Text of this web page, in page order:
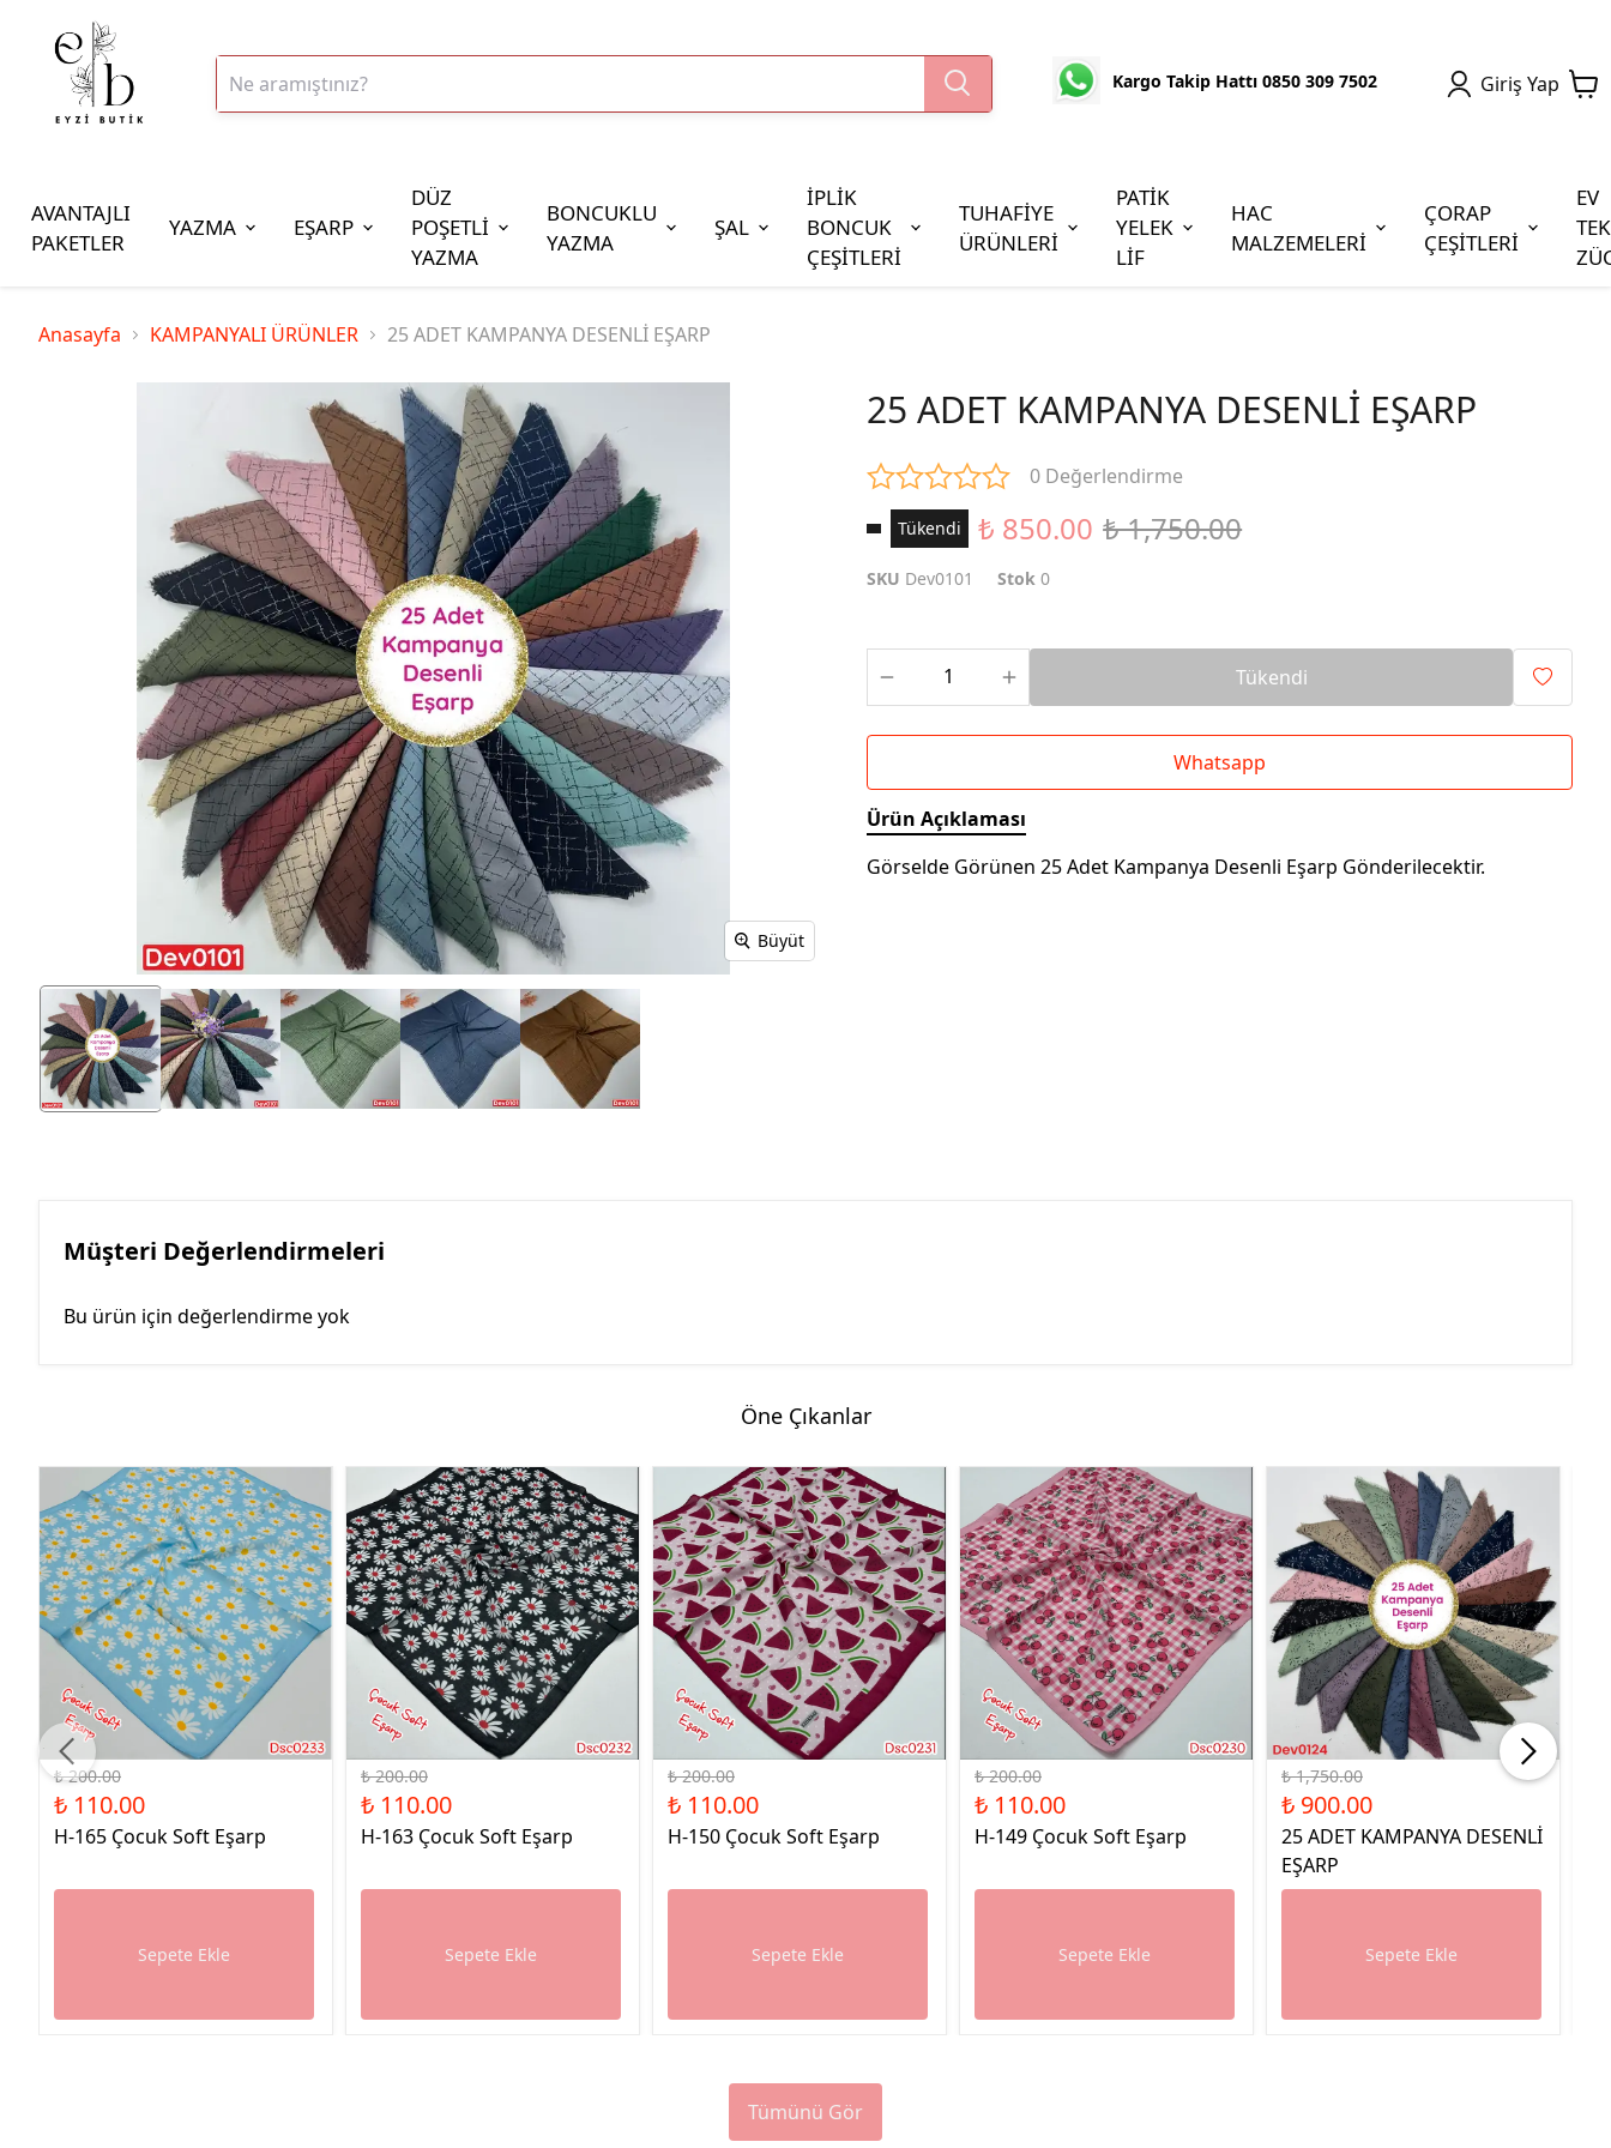
Kargo Takip Hattı 0850 309 7502 Giriş Yap
AVANTAJLI
PAKETLER
YAZMA EŞARP
DÜZ
POŞETLİ
YAZMA
BONCUKLU
YAZMA
ŞAL
İPLİK
BONCUK
ÇEŞİTLERİ
İplik Çeşitleri
100gr Altınbaşak Polyester İp
350gr Altınbaşak Polyester İp
Cezaevi Boncuğu
TUHAFİYE
ÜRÜNLERİ
PATİK
YELEK
LİF
HAC
MALZEMELERİ
ÇORAP
ÇEŞİTLERİ
EV
Anasayfa KAMPANYALI ÜRÜNLER 25 ADET KAMPANYA DESENLİ EŞARP
Büyüt
25 ADET KAMPANYA DESENLİ EŞARP
0 Değerlendirme
Tükendi ₺ 850.00 ₺ 1,750.00
SKU Dev0101 Stok 0
Tükendi
Whatsapp
Ürün Açıklaması
Görselde Görünen 25 Adet Kampanya Desenli Eşarp Gönderilecektir.
Müşteri Değerlendirmeleri
Bu ürün için değerlendirme yok
Öne Çıkanlar
%45 İndirim
₺ 200.00
₺ 110.00
H-165 Çocuk Soft Eşarp
Sepete Ekle
%45 İndirim
₺ 200.00
₺ 110.00
H-163 Çocuk Soft Eşarp
Sepete Ekle
%45 İndirim
₺ 200.00
₺ 110.00
H-150 Çocuk Soft Eşarp
Sepete Ekle
%45 İndirim
₺ 200.00
₺ 110.00
H-149 Çocuk Soft Eşarp
Sepete Ekle
%49 İndirim
₺ 1,750.00
₺ 900.00
25 ADET KAMPANYA DESENLİ
EŞARP
Sepete Ekle
Tümünü Gör